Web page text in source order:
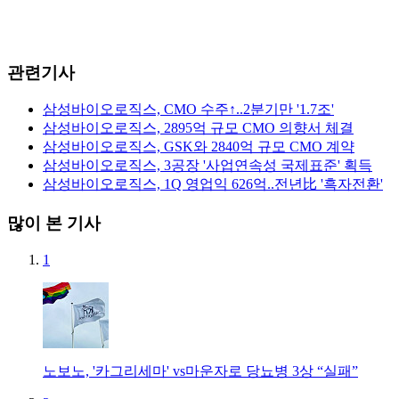
관련기사
삼성바이오로직스, CMO 수주↑..2분기만 '1.7조'
삼성바이오로직스, 2895억 규모 CMO 의향서 체결
삼성바이오로직스, GSK와 2840억 규모 CMO 계약
삼성바이오로직스, 3공장 '사업연속성 국제표준' 획득
삼성바이오로직스, 1Q 영업익 626억..전년比 '흑자전환'
많이 본 기사
1
노보노, '카그리세마' vs마운자로 당뇨병 3상 “실패”